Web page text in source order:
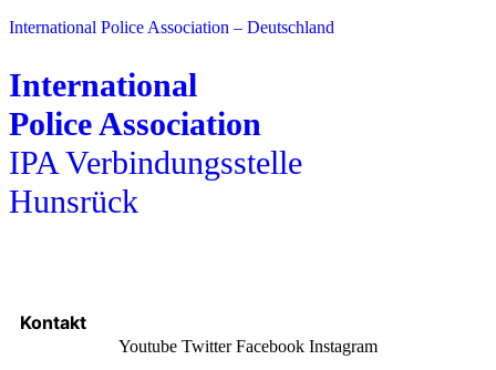
International Police Association – Deutschland
International
Police Association
IPA Verbindungsstelle
Hunsrück
Kontakt
Youtube Twitter Facebook Instagram